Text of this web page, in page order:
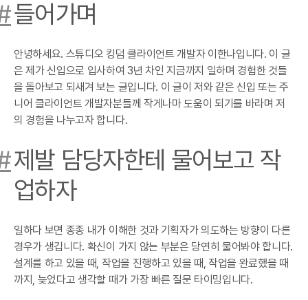
들어가며
안녕하세요. 스튜디오 킹덤 클라이언트 개발자 이한나입니다. 이 글
은 제가 신입으로 입사하여 3년 차인 지금까지 일하며 경험한 것들
을 돌아보고 되새겨 보는 글입니다. 이 글이 저와 같은 신입 또는 주
니어 클라이언트 개발자분들께 작게나마 도움이 되기를 바라며 저
의 경험을 나누고자 합니다.
제발 담당자한테 물어보고 작
업하자
일하다 보면 종종 내가 이해한 것과 기획자가 의도하는 방향이 다른
경우가 생깁니다. 확신이 가지 않는 부분은 당연히 물어봐야 합니다.
설계를 하고 있을 때, 작업을 진행하고 있을 때, 작업을 완료했을 때
까지, 늦었다고 생각할 때가 가장 빠른 질문 타이밍입니다.